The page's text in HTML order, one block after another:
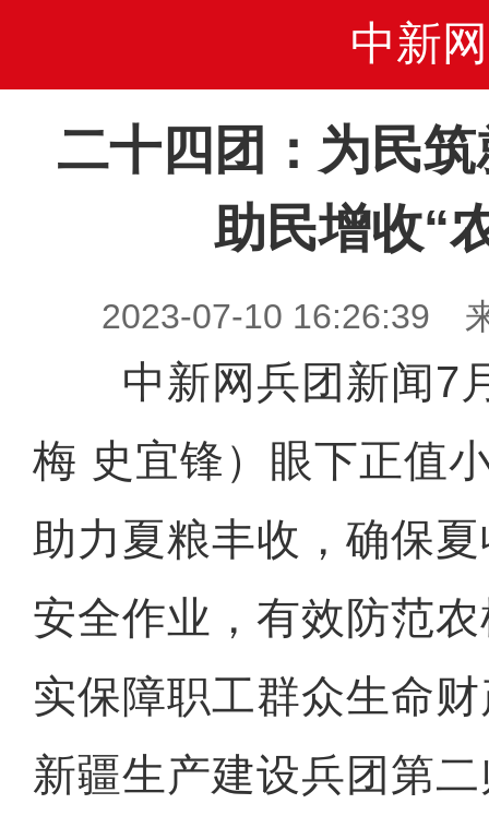
中新网
二十四团：为民
助民增收“
2023-07-10 16:26:39
中新网兵团新闻7
梅 史宜锋）眼下正值
助力夏粮丰收，确保
安全作业，有效防范
实保障职工群众生命
新疆生产建设兵团第